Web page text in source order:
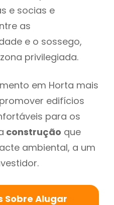
e socias e
as
e o sossego,
privilegiada.
em Horta mais
edifícios
para os
construção que
ambiental, a um
Sobre Alugar